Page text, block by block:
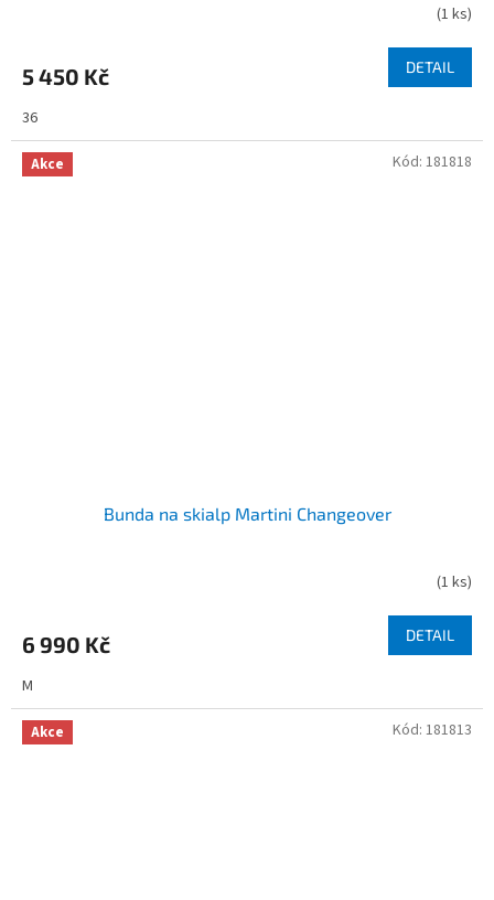
(1 ks)
5 450 Kč DETAIL
36
Akce
Bunda na skialp Martini Changeover
(1 ks)
6 990 Kč DETAIL
M
Kód: 181818
Akce Kód: 181813